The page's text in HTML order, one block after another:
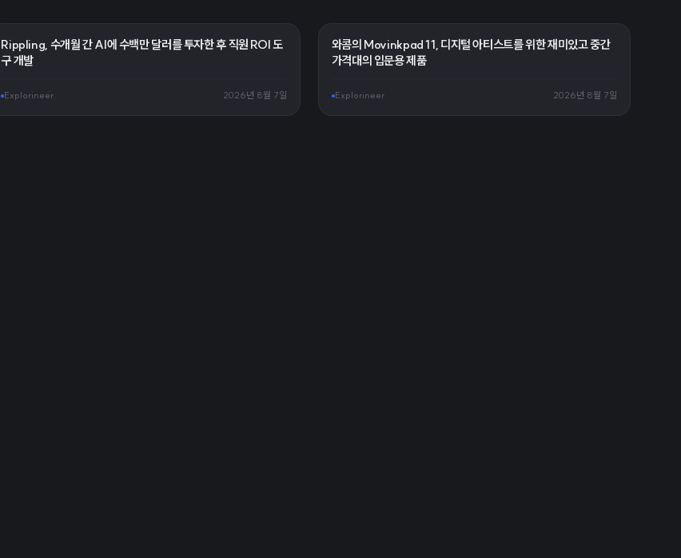
Rippling, 수개월 간 AI에 수백만 달러를 투자한 후 직원 ROI 도
구 개발
Explorineer 2026년 8월 7일
와콤의 Movinkpad 11, 디지털 아티스트를 위한 재미있고 중간
가격대의 입문용 제품
Explorineer 2026년 8월 7일